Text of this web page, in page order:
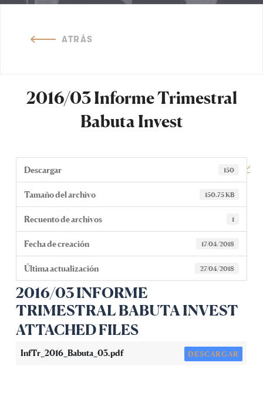
ATRÁS
2016/03 Informe Trimestral
Babuta Invest
Descargar 150
Tamaño del archivo 150.75 KB
Recuento de archivos 1
Fecha de creación 17/04/2018
Última actualización 27/04/2018
2016/03 INFORME
TRIMESTRAL BABUTA INVEST
ATTACHED FILES
InfTr_2016_Babuta_03.pdf DESCARGAR